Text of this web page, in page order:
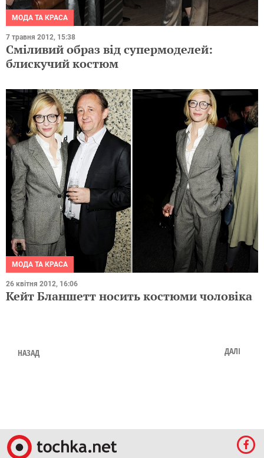
МОДА ТА КРАСА
7 травня 2012, 15:38
Сміливий образ від супермоделей:
блискучий костюм
МОДА ТА КРАСА
26 квітня 2012, 16:06
Кейт Бланшетт носить костюми чоловіка
НАЗАД ДАЛІ